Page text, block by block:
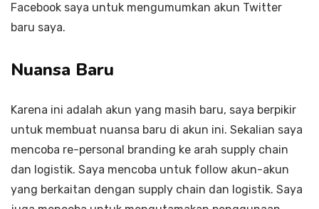
Facebook saya untuk mengumumkan akun Twitter
baru saya.
Nuansa Baru
Karena ini adalah akun yang masih baru, saya berpikir
untuk membuat nuansa baru di akun ini. Sekalian saya
mencoba re-personal branding ke arah supply chain
dan logistik. Saya mencoba untuk follow akun-akun
yang berkaitan dengan supply chain dan logistik. Saya